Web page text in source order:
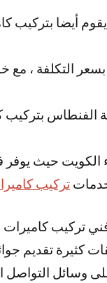
أيضا بتركيب
بسعر التكلفة ،
الفنطاس
الكويت حيث
تركيب
فني تركيب
كثيرة تقديم
وسائل